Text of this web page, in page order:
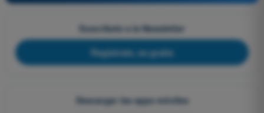
Suscríbete a la Newsletter
Regístrate, es gratis
Descargar las apps móviles